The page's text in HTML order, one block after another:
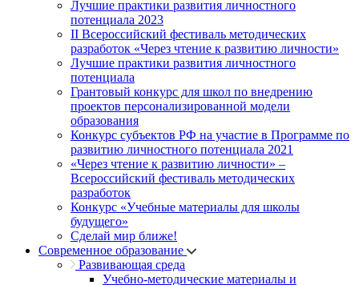
Лучшие практики развития личностного
потенциала 2023
II Всероссийский фестиваль методических
разработок «Через чтение к развитию личности»
Лучшие практики развития личностного
потенциала
Грантовый конкурс для школ по внедрению
проектов персонализированной модели
образования
Конкурс субъектов РФ на участие в Программе по
развитию личностного потенциала 2021
«Через чтение к развитию личности» –
Всероссийский фестиваль методических
разработок
Конкурс «Учебные материалы для школы
будущего»
Сделай мир ближе!
Современное образование
Развивающая среда
Учебно-методические материалы и